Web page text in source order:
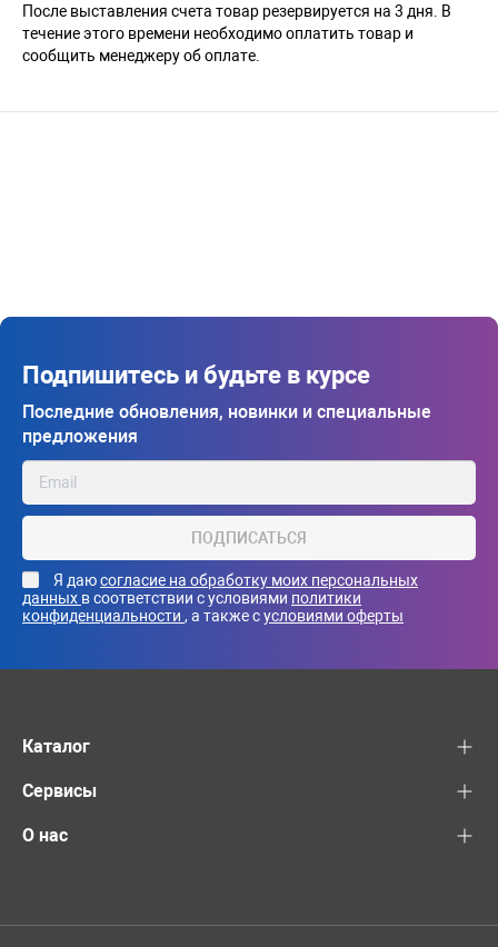
После выставления счета товар резервируется на 3 дня. В
течение этого времени необходимо оплатить товар и
сообщить менеджеру об оплате.
Подпишитесь и будьте в курсе
Последние обновления, новинки и специальные
предложения
ПОДПИСАТЬСЯ
Я даюсогласие на обработку моих персональных
данных в соответствии с условиями политики
конфиденциальности , а также сусловиями оферты
Каталог
Сервисы
О нас